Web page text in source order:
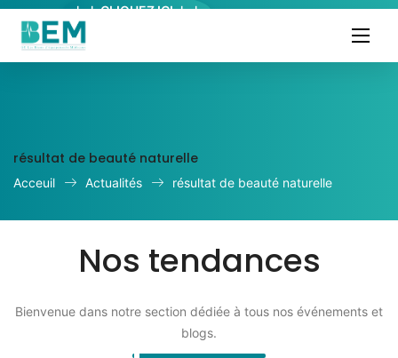
↓ ↓ CLIQUEZ ICI ↓ ↓
résultat de beauté naturelle
Acceuil Actualités résultat de beauté naturelle
Nos tendances
Bienvenue dans notre section dédiée à tous nos événements et
blogs.